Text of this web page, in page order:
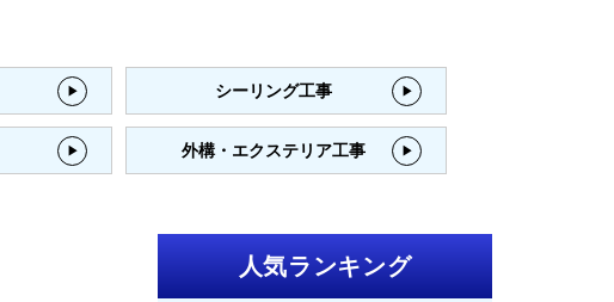
シーリング工事
外構・エクステリア工事
人気ランキング